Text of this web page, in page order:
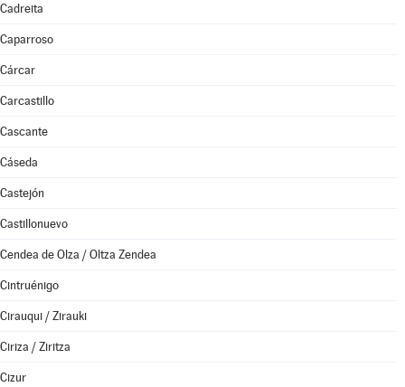
Cadreita
Caparroso
Cárcar
Carcastillo
Cascante
Cáseda
Castejón
Castillonuevo
Cendea de Olza / Oltza Zendea
Cintruénigo
Cirauqui / Zirauki
Ciriza / Ziritza
Cizur